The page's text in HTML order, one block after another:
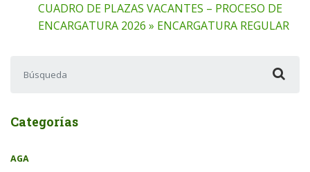
CUADRO DE PLAZAS VACANTES – PROCESO DE
ENCARGATURA 2026 » ENCARGATURA REGULAR
Categorías
AGA